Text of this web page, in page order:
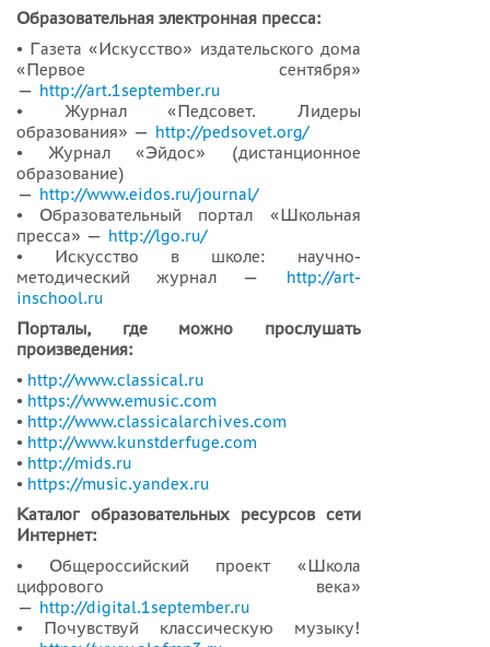
Образовательная электронная пресса:
• Газета «Искусство» издательского дома
«Первое сентября»
— http://art.1september.ru
• Журнал «Педсовет. Лидеры
образования» — http://pedsovet.org/
• Журнал «Эйдос» (дистанционное
образование)
— http://www.eidos.ru/journal/
• Образовательный портал «Школьная
пресса» — http://lgo.ru/
• Искусство в школе: научно-
методический журнал — http://art-
inschool.ru
Порталы, где можно прослушать
произведения:
• http://www.classical.ru
• https://www.emusic.com
• http://www.classicalarchives.com
• http://www.kunstderfuge.com
• http://mids.ru
• https://music.yandex.ru
Каталог образовательных ресурсов сети
Интернет:
• Общероссийский проект «Школа
цифрового века»
— http://digital.1september.ru
• Почувствуй классическую музыку!